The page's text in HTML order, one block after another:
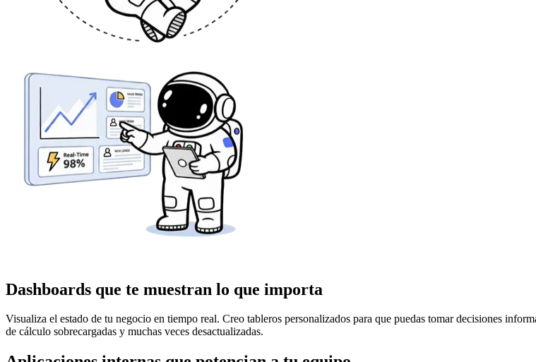
Dashboards que te muestran lo que importa
Visualiza el estado de tu negocio en tiempo real. Creo tableros personalizados para que puedas tomar decisiones
de cálculo sobrecargadas y muchas veces desactualizadas.